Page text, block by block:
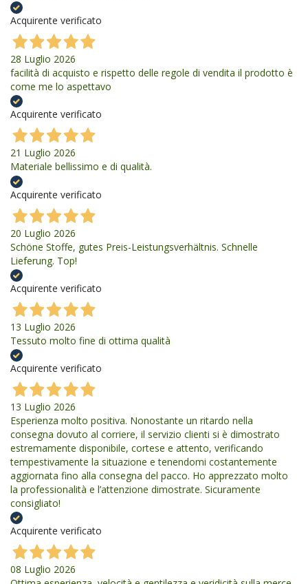
Acquirente verificato
28 Luglio 2026
facilità di acquisto e rispetto delle regole di vendita il prodotto è
come me lo aspettavo
Acquirente verificato
21 Luglio 2026
Materiale bellissimo e di qualità.
Acquirente verificato
20 Luglio 2026
Schöne Stoffe, gutes Preis-Leistungsverhältnis. Schnelle
Lieferung. Top!
Acquirente verificato
13 Luglio 2026
Tessuto molto fine di ottima qualità
Acquirente verificato
13 Luglio 2026
Esperienza molto positiva. Nonostante un ritardo nella
consegna dovuto al corriere, il servizio clienti si è dimostrato
estremamente disponibile, cortese e attento, verificando
tempestivamente la situazione e tenendomi costantemente
aggiornata fino alla consegna del pacco. Ho apprezzato molto
la professionalità e l’attenzione dimostrate. Sicuramente
consigliato!
Acquirente verificato
08 Luglio 2026